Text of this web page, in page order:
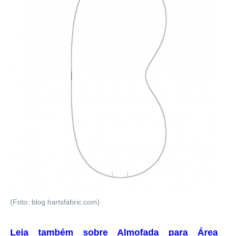
(Foto: blog.hartsfabric.com)
Leia também sobre Almofada para Área